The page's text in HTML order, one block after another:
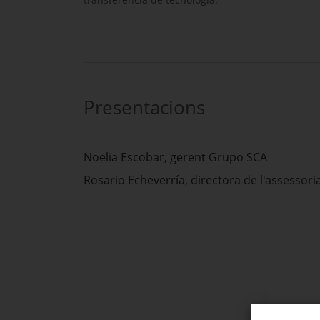
Presentacions
Noelia Escobar, gerent Grupo SCA
Rosario Echeverría, directora de